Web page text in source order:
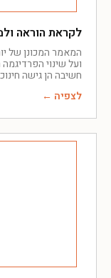
לקראת הוראה
המאמר המכונן של
ועל שינוי
חשיבה הן גישה
לצפיה ←